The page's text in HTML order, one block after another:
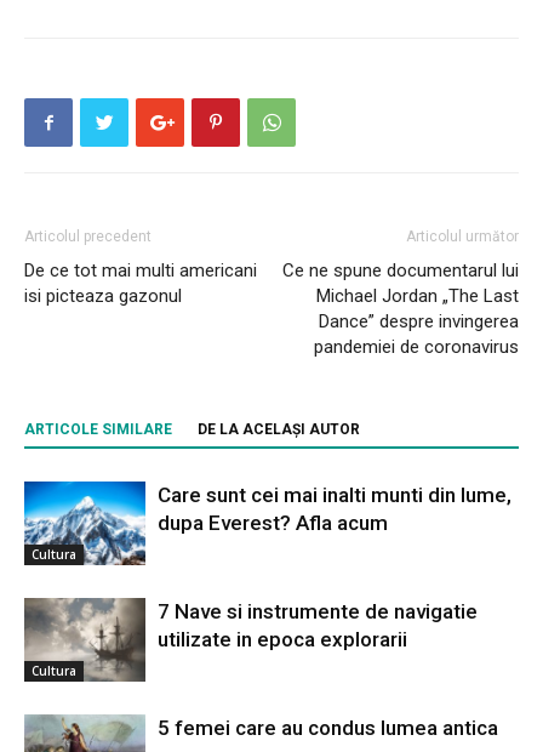
Articolul precedent
De ce tot mai multi americani
isi picteaza gazonul
Articolul următor
Ce ne spune documentarul lui
Michael Jordan „The Last
Dance” despre invingerea
pandemiei de coronavirus
ARTICOLE SIMILARE DE LA ACELAȘI AUTOR
Cultura
Care sunt cei mai inalti munti din lume,
dupa Everest? Afla acum
Cultura
7 Nave si instrumente de navigatie
utilizate in epoca explorarii
5 femei care au condus lumea antica